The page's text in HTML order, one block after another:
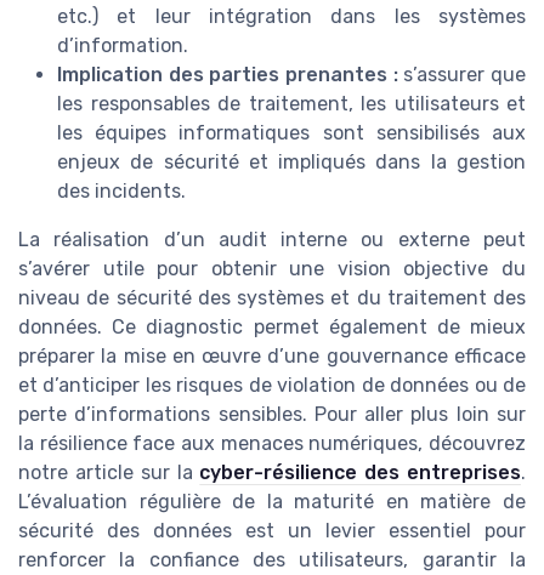
etc.) et leur intégration dans les systèmes
d’information.
Implication des parties prenantes :s’assurer que
les responsables de traitement, les utilisateurs et
les équipes informatiques sont sensibilisés aux
enjeux de sécurité et impliqués dans la gestion
des incidents.
La réalisation d’un audit interne ou externe peut
s’avérer utile pour obtenir une vision objective du
niveau de sécurité des systèmes et du traitement des
données. Ce diagnostic permet également de mieux
préparer la mise en œuvre d’une gouvernance efficace
et d’anticiper les risques de violation de données ou de
perte d’informations sensibles. Pour aller plus loin sur
la résilience face aux menaces numériques, découvrez
notre article sur la cyber-résilience des entreprises.
L’évaluation régulière de la maturité en matière de
sécurité des données est un levier essentiel pour
renforcer la confiance des utilisateurs, garantir la